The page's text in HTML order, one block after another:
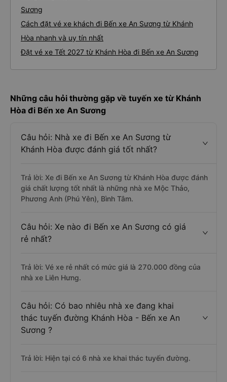
Sương
Cách đặt vé xe khách đi Bến xe An Sương từ Khánh
Hòa nhanh và uy tín nhất
Đặt vé xe Tết 2027 từ Khánh Hòa đi Bến xe An Sương
Những câu hỏi thường gặp về tuyến xe từ Khánh
Hòa đi Bến xe An Sương
Câu hỏi: Nhà xe đi Bến xe An Sương từ
Khánh Hòa được đánh giá tốt nhất?
Trả lời: Xe đi Bến xe An Sương từ Khánh Hòa được đánh
giá chất lượng tốt nhất là những nhà xe Mộc Thảo,
Phương Anh (Phú Yên), Bình Tâm.
Câu hỏi: Xe nào đi Bến xe An Sương có giá
rẻ nhất?
Trả lời: Vé xe rẻ nhất có mức giá là 270.000 đồng của
nhà xe Liên Hưng.
Câu hỏi: Có bao nhiêu nhà xe đang khai
thác tuyến đường Khánh Hòa - Bến xe An
Sương ?
Trả lời: Hiện tại có 6 nhà xe khai thác tuyến đường.